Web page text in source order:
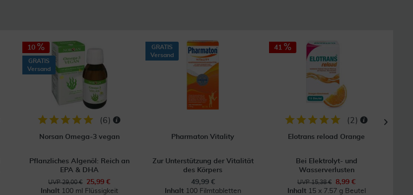
10
GRATIS
Versand
(6)
Norsan Omega-3 vegan
Pflanzliches Algenöl: Reich an
EPA & DHA
UVP 29,00 €
25,99 €
Inhalt 100 ml Flüssigkeit
GRATIS
Versand
Pharmaton Vitality
Zur Unterstützung der Vitalität
des Körpers
49,99 €
Inhalt 100 Filmtabletten
41
(2 )
Elotrans reload Orange
Bei Elektrolyt- und
Wasserverlusten
UVP 15,38 €
8,99 €
Inhalt 15 x 7.57 g Beutel